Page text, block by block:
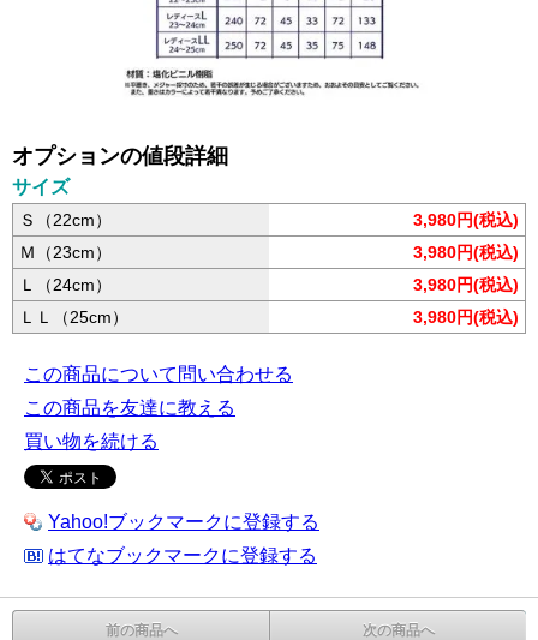
オプションの値段詳細
サイズ
Ｓ（22cm）
3,980円(税込)
Ｍ（23cm）
3,980円(税込)
Ｌ（24cm）
3,980円(税込)
ＬＬ（25cm）
3,980円(税込)
この商品について問い合わせる
この商品を友達に教える
買い物を続ける
Yahoo!ブックマークに登録する
はてなブックマークに登録する
前の商品へ 次の商品へ